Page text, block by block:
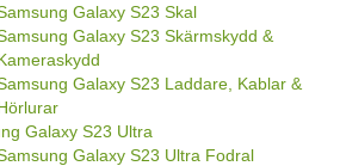
Galaxy S23 Skal
Galaxy S23 Skärmskydd &
Galaxy S23 Laddare, Kablar &
Galaxy S23 Ultra
Galaxy S23 Ultra Fodral